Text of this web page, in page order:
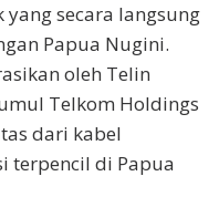
secara langsung
Papua Nugini.
oleh Telin
Telkom Holdings
dari kabel
terpencil di Papua